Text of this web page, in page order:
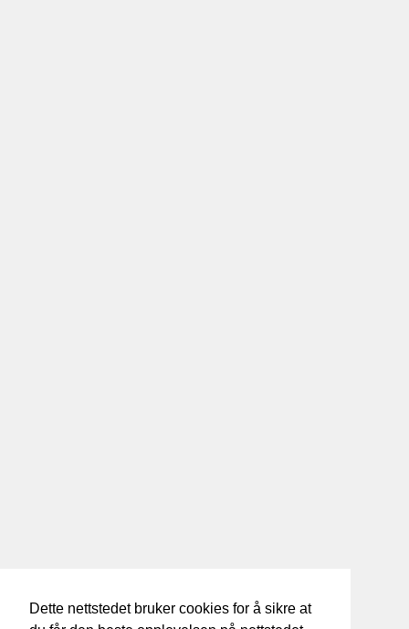
Dette nettstedet bruker cookies for å sikre at